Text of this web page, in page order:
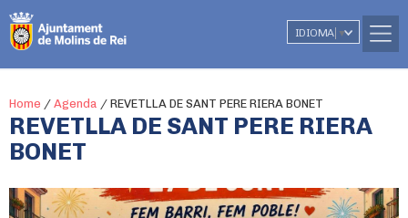
IDIOMA ▼
Home / Agenda / REVETLLA DE SANT PERE RIERA BONET
REVETLLA DE SANT PERE RIERA
BONET